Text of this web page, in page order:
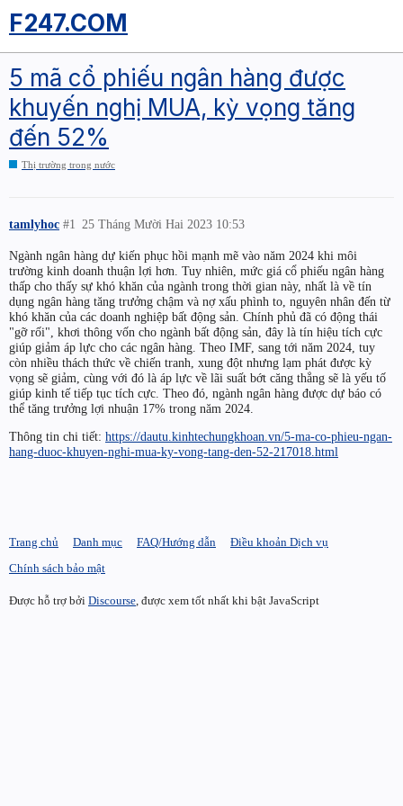
F247.COM
5 mã cổ phiếu ngân hàng được
khuyến nghị MUA, kỳ vọng tăng
đến 52%
Thị trường trong nước
tamlyhoc 25 Tháng Mười Hai 2023 10:53
#1
Ngành ngân hàng dự kiến phục hồi mạnh mẽ vào năm 2024 khi môi
trường kinh doanh thuận lợi hơn. Tuy nhiên, mức giá cổ phiếu ngân hàng
thấp cho thấy sự khó khăn của ngành trong thời gian này, nhất là về tín
dụng ngân hàng tăng trưởng chậm và nợ xấu phình to, nguyên nhân đến từ
khó khăn của các doanh nghiệp bất động sản. Chính phủ đã có động thái
"gỡ rối", khơi thông vốn cho ngành bất động sản, đây là tín hiệu tích cực
giúp giảm áp lực cho các ngân hàng. Theo IMF, sang tới năm 2024, tuy
còn nhiều thách thức về chiến tranh, xung đột nhưng lạm phát được kỳ
vọng sẽ giảm, cùng với đó là áp lực về lãi suất bớt căng thẳng sẽ là yếu tố
giúp kinh tế tiếp tục tích cực. Theo đó, ngành ngân hàng được dự báo có
thể tăng trưởng lợi nhuận 17% trong năm 2024.
Thông tin chi tiết: https://dautu.kinhtechungkhoan.vn/5-ma-co-phieu-ngan-
hang-duoc-khuyen-nghi-mua-ky-vong-tang-den-52-217018.html
Trang chủ Danh mục FAQ/Hướng dẫn
Điều khoản Dịch vụ
Chính sách bảo mật
Được hỗ trợ bởi Discourse , được xem tốt nhất khi bật JavaScript